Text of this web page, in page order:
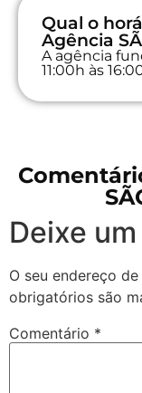
Qual o
Agência
A agência
11:00h às
Deixe
O seu endereço
obrigatórios são
Comentário *